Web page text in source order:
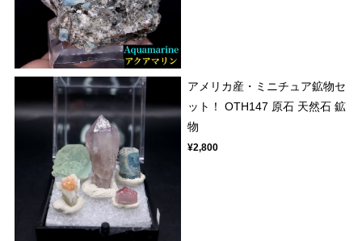
アメリカ産・ミニチュア鉱物セ
ット！ OTH147 原石 天然石 鉱
物
¥2,800